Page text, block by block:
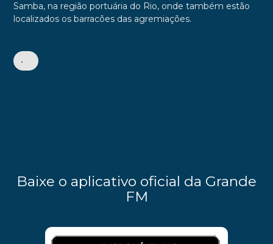
Samba, na região portuária do Rio, onde também estão
localizados os barracões das agremiações.
•
Baixe o aplicativo oficial da Grande
FM